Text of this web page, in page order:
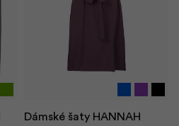
Dámské šaty HANNAH